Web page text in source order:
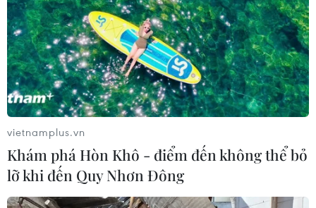
vietnamplus.vn
Khám phá Hòn Khô - điểm đến không thể bỏ
lỡ khi đến Quy Nhơn Đông